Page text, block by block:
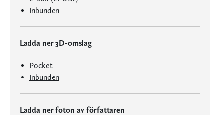
Inbunden
Ladda ner 3D-omslag
Pocket
Inbunden
Ladda ner foton av författaren